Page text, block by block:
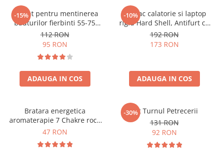
-15%
Aparat pentru mentinerea
bauturilor fierbinti 55-75
grade
112 RON
95 RON
ADAUGA IN COS
-10%
Rucsac calatorie si laptop
rigid Hard Shell, Antifurt cu
port USB, Waterproof,
44x30x17 cm,
192 RON
173 RON
ADAUGA IN COS
Bratara energetica
aromaterapie 7 Chakre roca
vulcanica
47 RON
-30%Set Turnul Petrecerii
131 RON
92 RON